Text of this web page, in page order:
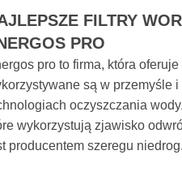
FILTRY
PRO
pro to firma, która
są w przemyśle i
oczyszczania
wykorzystują zjawisko
producentem szeregu